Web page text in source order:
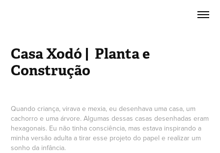
Casa Xodó |  Planta e
Construção
Quando criança, virava e mexia, eu desenhava uma casa, um
cachorro e uma árvore. Algumas dessas casas desenhadas eram
hexagonais. Eu não tinha consciência, mas estava inspirando a
minha versão adulta a tirar esse projeto do papel e realizar um
sonho da infância.